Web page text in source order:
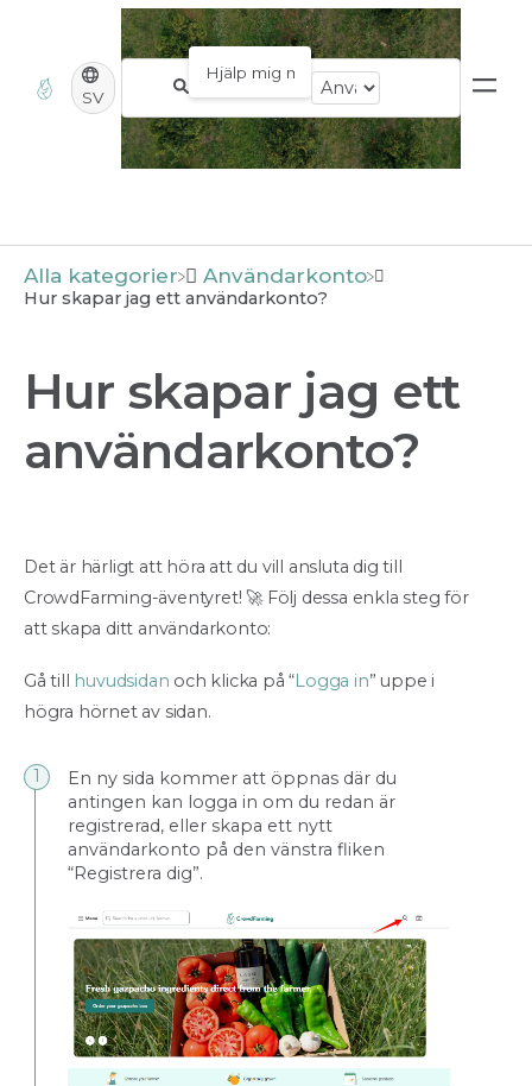
SV
Alla kategorier ​Användarkonto
Hur skapar jag ett användarkonto?
Hur skapar jag ett
användarkonto?
Det är härligt att höra att du vill ansluta dig till
CrowdFarming-äventyret! 🚀 Följ dessa enkla steg för
att skapa ditt användarkonto:
Gå till huvudsidan och klicka på “Logga in” uppe i
högra hörnet av sidan.
En ny sida kommer att öppnas där du
antingen kan logga in om du redan är
registrerad, eller skapa ett nytt
användarkonto på den vänstra fliken
“Registrera dig”.